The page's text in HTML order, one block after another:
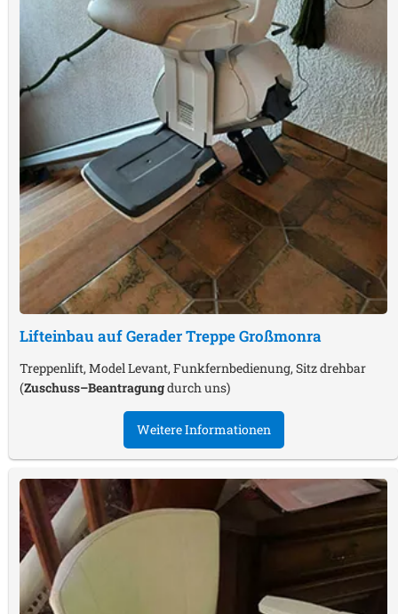
Lifteinbau auf Gerader TreppeGroßmonra
Treppenlift, Model Levant, Funkfernbedienung, Sitz drehbar
(Zuschuss–Beantragungdurch uns)
Weitere Informationen